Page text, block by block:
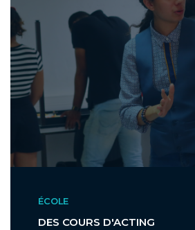
ÉCOLE
DES COURS D'ACTING